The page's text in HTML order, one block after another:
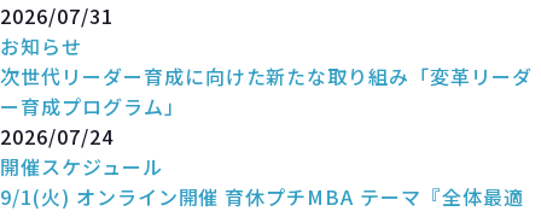
2026/07/31
お知らせ
次世代リーダー育成に向けた新たな取り組み「変革リーダ
ー育成プログラム」
2026/07/24
開催スケジュール
9/1(火) オンライン開催 育休プチMBA テーマ『全体最適